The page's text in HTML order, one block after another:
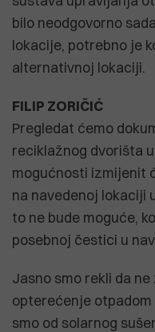
bilo neodgovorno
lokacije, potrebno je
alternativnoj lokaciji.
FILIP ZORIČIĆ
Pregledat ćemo
reciklažnog dvorišta
mogućnosti izmijenit
na navedenoj lokaciji
to ne bude moguće,
posebnoj čestici u
Jasno smo rekli da
opterećenje
smo od solarnog